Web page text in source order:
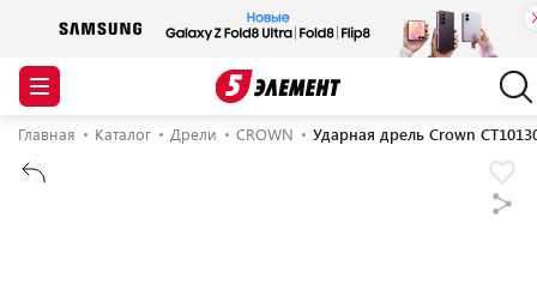
Главная Каталог Дрели CROWN Ударная дрель Crown